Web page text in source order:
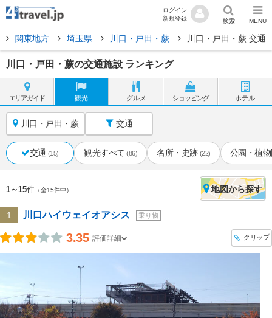
ログイン
新規登録
検索 MENU
関東地方 埼玉県 川口・戸田・蕨 川口・戸田・蕨 交通
川口・戸田・蕨の交通施設 ランキング
エリアガイド 観光 グルメ ショッピング ホテル
川口・戸田・蕨 交通
交通 (15) 観光すべて (86) 名所・史跡 (22) 公園・植
1～15件 （全15件中） 地図から探す
1 川口ハイウェイオアシス 乗り物
3.35 評価詳細 クリップ